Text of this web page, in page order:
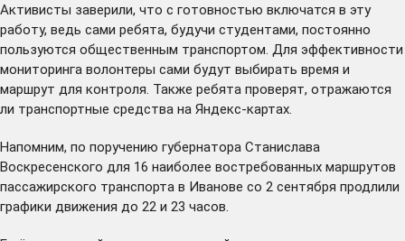
Активисты заверили, что с готовностью включатся в эту
работу, ведь сами ребята, будучи студентами, постоянно
пользуются общественным транспортом. Для эффективности
мониторинга волонтеры сами будут выбирать время и
маршрут для контроля. Также ребята проверят, отражаются
ли транспортные средства на Яндекс-картах.
Напомним, по поручению губернатора Станислава
Воскресенского для 16 наиболее востребованных маршрутов
пассажирского транспорта в Иванове со 2 сентября продлили
графики движения до 22 и 23 часов.